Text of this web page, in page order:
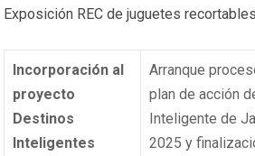
Exposición REC de juguetes
Incorporación al
proyecto
Destinos
Inteligentes
Arranque
plan de acción
Inteligente de
2025 y